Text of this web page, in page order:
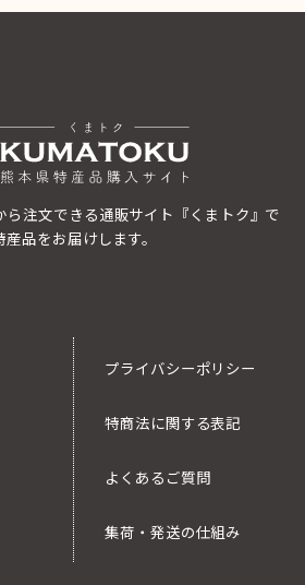
注文できる通販サイト『くまトク』で
品をお届けします。
プライバシーポリシー
特商法に関する表記
よくあるご質問
集荷・発送の仕組み